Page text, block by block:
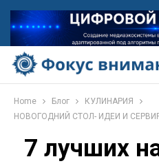
Home Блог
КУЛИНАРИЯ
НОВОГОДНИЙ СТОЛ- ИДЕИ И
7 лучших